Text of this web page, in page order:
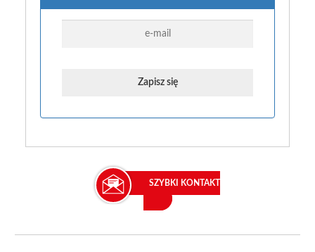
SZYBKI KONTAKT